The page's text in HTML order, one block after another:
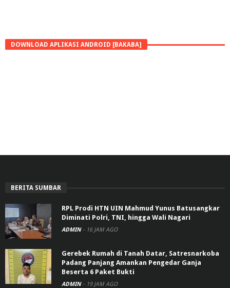
DOWNLOAD APLIKASI ANDROID [BAKABA]
BERITA SUMBAR
RPL Prodi HTN UIN Mahmud Yunus Batusangkar
Diminati Polri, TNI, hingga Wali Nagari
ADMIN - 16 JAM AGO
Gerebek Rumah di Tanah Datar, Satresnarkoba
Padang Panjang Amankan Pengedar Ganja
Beserta 6 Paket Bukti
ADMIN - 19 JAM AGO